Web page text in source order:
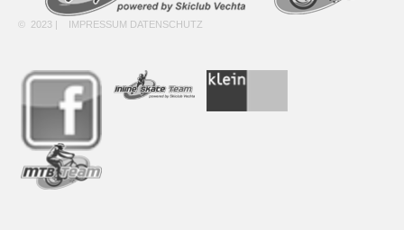
© 2023 | IMPRESSUM DATENSCHUTZ